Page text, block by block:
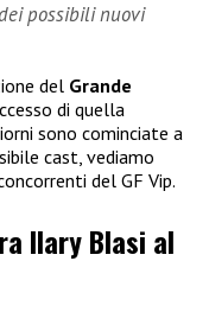
possibili nuovi
del Grande
di quella
sono cominciate a
cast, vediamo
del GF Vip.
Ilary Blasi al